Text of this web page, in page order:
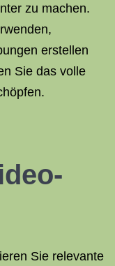
zu machen.
erstellen
Sie das volle
Sie relevante